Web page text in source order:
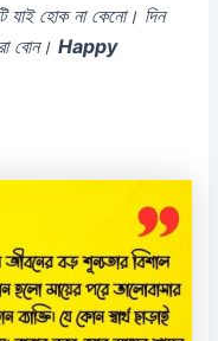
যাই হোক না কেনো। দিন
বোন।Happy